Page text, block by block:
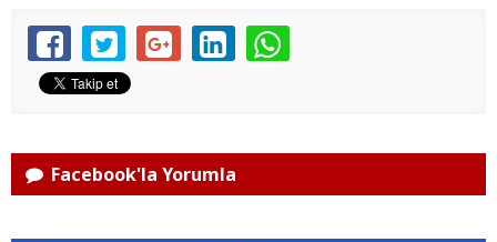
Facebook'la Yorumla